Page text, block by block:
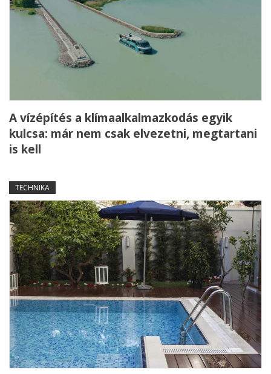
A vízépítés a klímaalkalmazkodás egyik
kulcsa: már nem csak elvezetni, megtartani
is kell
TECHNIKA